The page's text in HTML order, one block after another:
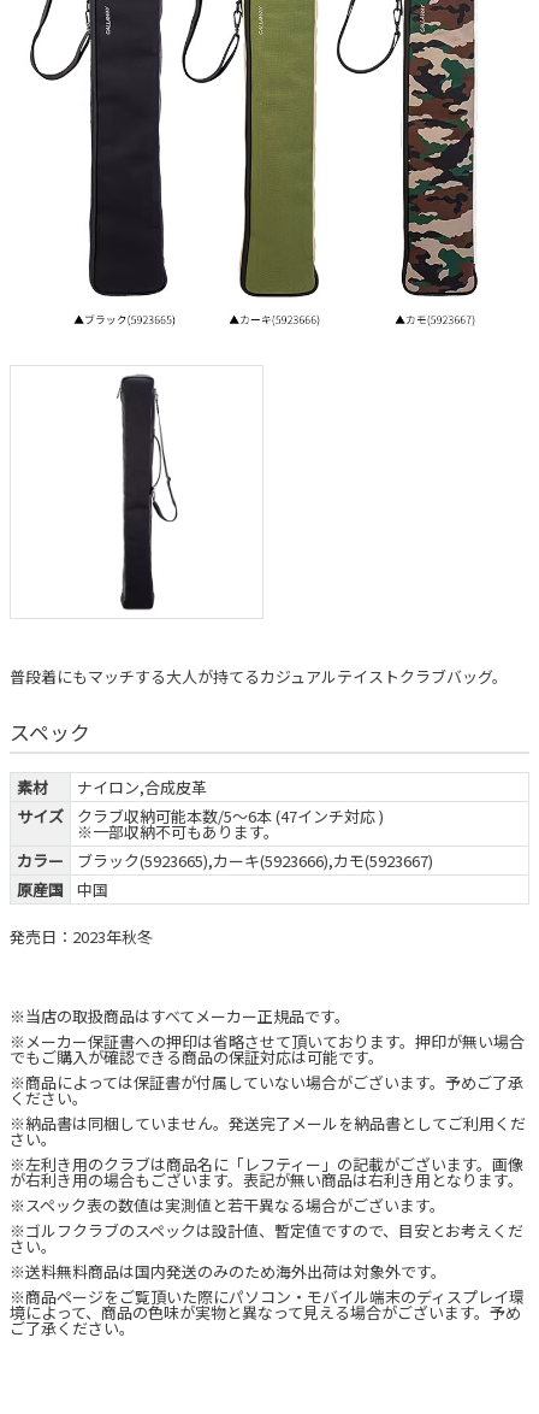
普段着にもマッチする大人が持てるカジュアルテイストクラブバッグ。
スペック
素材
ナイロン,合成皮革
サイズ
クラブ収納可能本数/5～6本 (47インチ対応 )
※一部収納不可もあります。
カラー
ブラック(5923665),カーキ(5923666),カモ(5923667)
原産国
中国
発売日：2023年秋冬
※当店の取扱商品はすべてメーカー正規品です。
※メーカー保証書への押印は省略させて頂いております。押印が無い場合
でもご購入が確認できる商品の保証対応は可能です。
※商品によっては保証書が付属していない場合がございます。予めご了承
ください。
※納品書は同梱していません。発送完了メールを納品書としてご利用くだ
さい。
※左利き用のクラブは商品名に「レフティー」の記載がございます。画像
が右利き用の場合もございます。表記が無い商品は右利き用となります。
※スペック表の数値は実測値と若干異なる場合がございます。
※ゴルフクラブのスペックは設計値、暫定値ですので、目安とお考えくだ
さい。
※送料無料商品は国内発送のみのため海外出荷は対象外です。
※商品ページをご覧頂いた際にパソコン・モバイル端末のディスプレイ環
境によって、商品の色味が実物と異なって見える場合がございます。予め
ご了承ください。